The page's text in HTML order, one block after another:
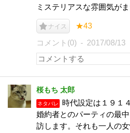
ミステリアスな雰囲気が
ナイス ★43
コメント(0) 2017/08/13
桜もち 太郎
ネタバレ
時代設定は１９１
婚約者とのパーティの最
訪します。それも一人の